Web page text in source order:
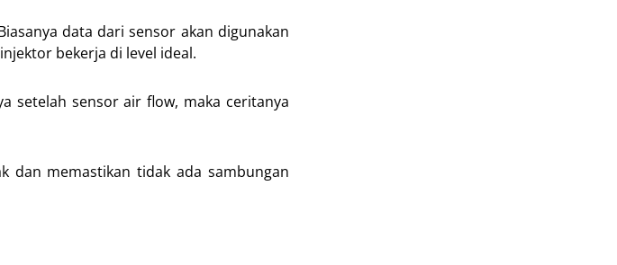
data dari sensor akan digunakan
bekerja di level ideal.
setelah sensor air flow, maka ceritanya
dan memastikan tidak ada sambungan